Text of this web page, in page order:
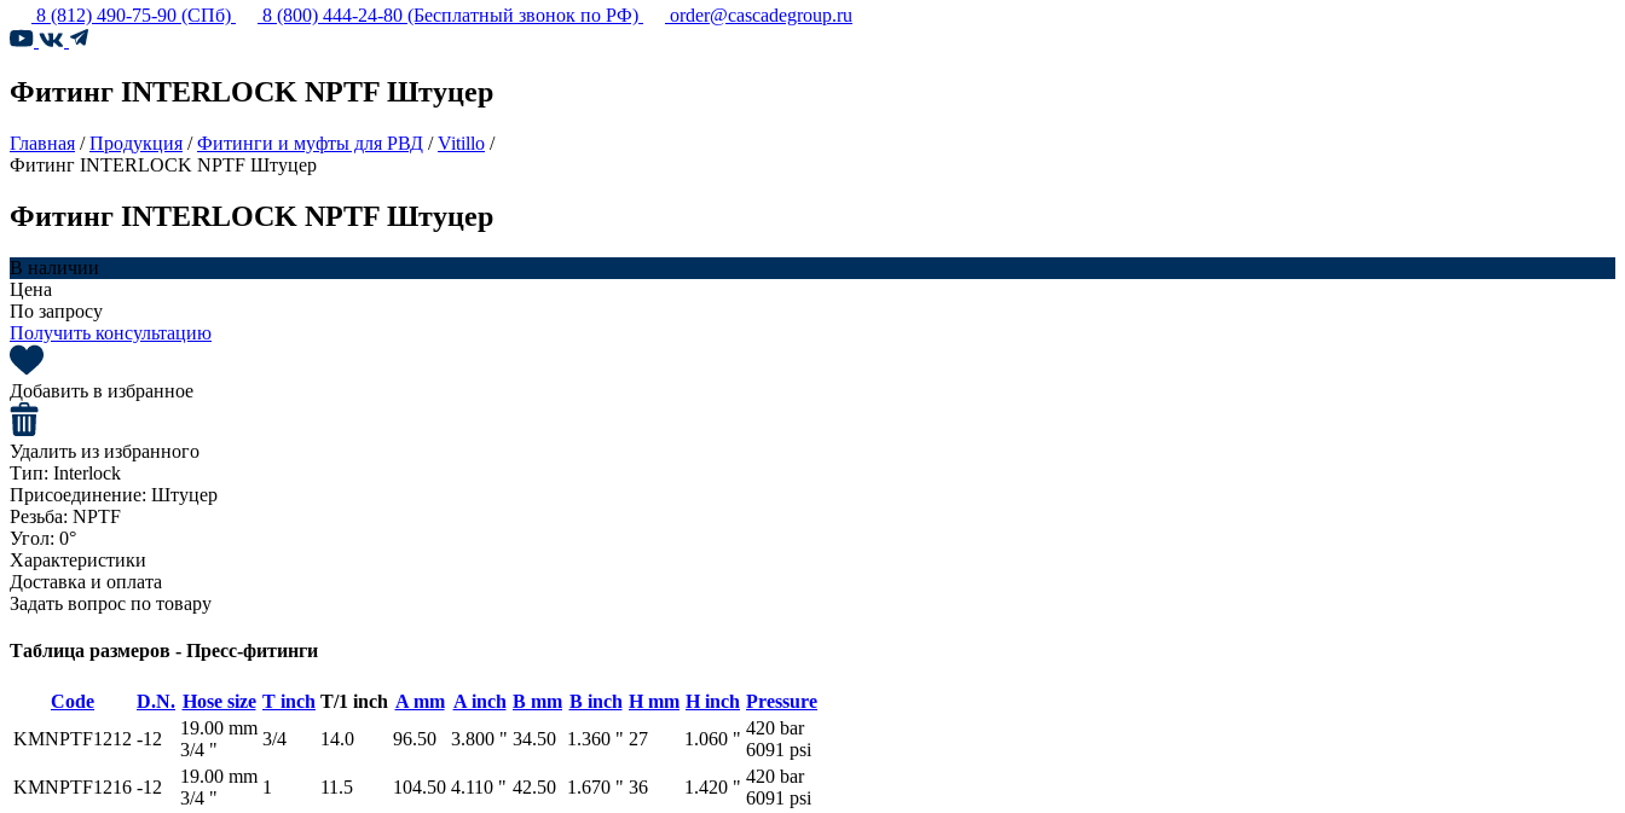
8 (812) 490-75-90 (СПб) 8 (800) 444-24-80 (Бесплатный звонок по РФ) order@cascadegroup.ru
Фитинг INTERLOCK NPTF Штуцер
Главная /Продукция /Фитинги и муфты для РВД /Vitillo /
Фитинг INTERLOCK NPTF Штуцер
Фитинг INTERLOCK NPTF Штуцер
В наличии
Цена
По запросу
Получить консультацию
Добавить в избранное
Удалить из избранного
Тип: Interlock
Присоединение: Штуцер
Резьба: NPTF
Угол: 0°
Характеристики
Доставка и оплата
Задать вопрос по товару
Таблица размеров - Пресс-фитинги
Code D.N. Hose size T inch T/1 inch A mm A inch B mm B inch H mm H inch Pressure
KMNPTF1212 -12
19.00 mm
3/4 "
3/4 14.0 96.50 3.800 " 34.50 1.360 " 27 1.060 "
420 bar
6091 psi
KMNPTF1216 -12
19.00 mm
3/4 "
1 11.5 104.50 4.110 " 42.50 1.670 " 36 1.420 "
420 bar
6091 psi